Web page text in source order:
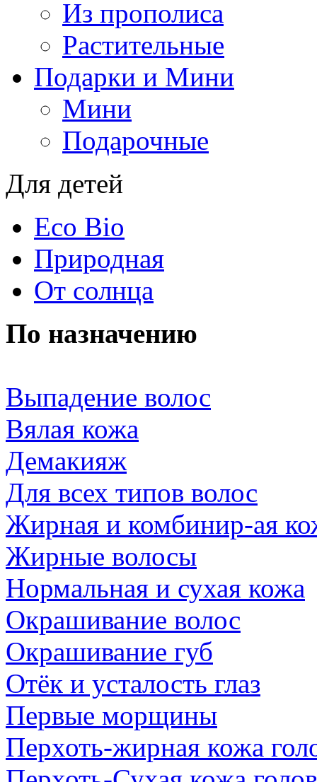
Из прополиса
Растительные
Подарки и Мини
Мини
Подарочные
Для детей
Eco Bio
Природная
От солнца
По назначению
Выпадение волос
Вялая кожа
Демакияж
Для всех типов волос
Жирная и комбинир-ая
Жирные волосы
Нормальная и сухая кожа
Окрашивание волос
Окрашивание губ
Отёк и усталость глаз
Первые морщины
Перхоть-жирная кожа